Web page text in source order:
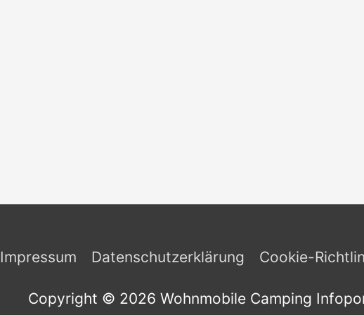
Impressum Datenschutzerklärung Cookie-
Copyright © 2026 Wohnmobile Camping